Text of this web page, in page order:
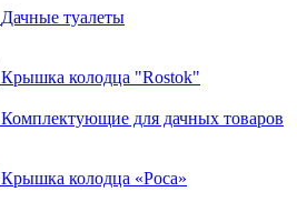
Дачные туалеты
Крышка колодца "Rostok"
Комплектующие для дачных товаров
Крышка колодца «Роса»